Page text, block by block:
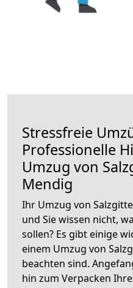
Stressfreie
Professionelle
Umzug von
Mendig
Ihr Umzug von
und Sie wissen nicht,
sollen? Es gibt einige
einem Umzug von
beachten sind.
hin zum Verpacken